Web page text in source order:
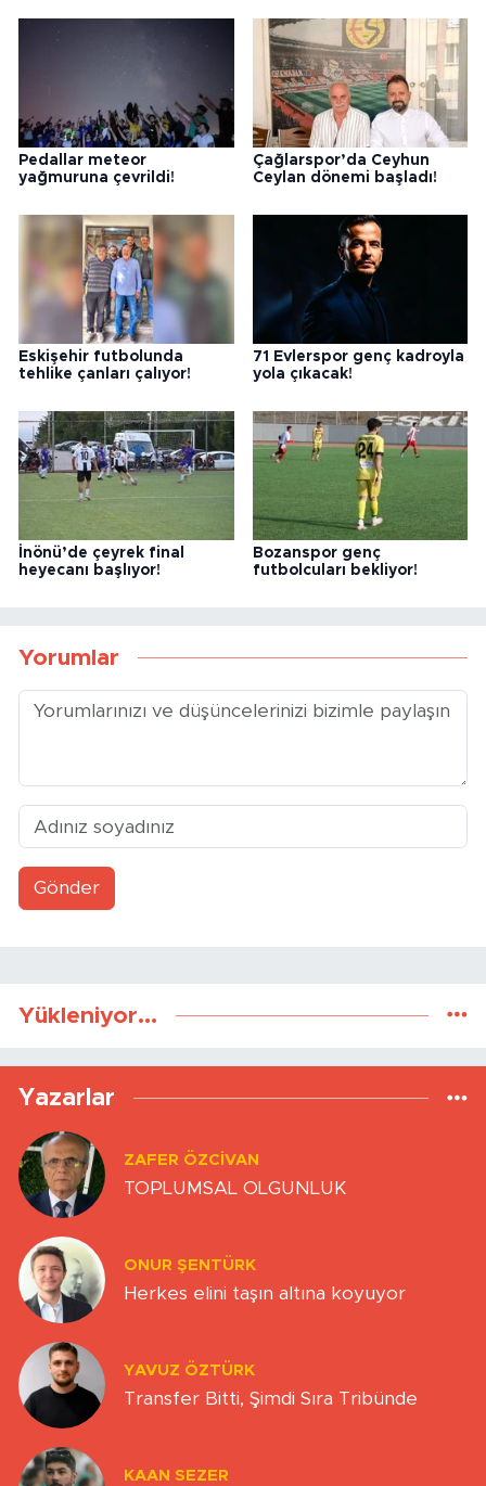
Pedallar meteor
yağmuruna çevrildi!
Çağlarspor’da Ceyhun
Ceylan dönemi başladı!
Eskişehir futbolunda
tehlike çanları çalıyor!
71 Evlerspor genç kadroyla
yola çıkacak!
İnönü’de çeyrek final
heyecanı başlıyor!
Bozanspor genç
futbolcuları bekliyor!
Yorumlar
Gönder
Yükleniyor...
Yazarlar
ZAFER ÖZCIVAN
TOPLUMSAL OLGUNLUK
ONUR ŞENTÜRK
Herkes elini taşın altına koyuyor
YAVUZ ÖZTÜRK
Transfer Bitti, Şimdi Sıra Tribünde
KAAN SEZER